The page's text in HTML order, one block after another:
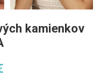
kamienkov